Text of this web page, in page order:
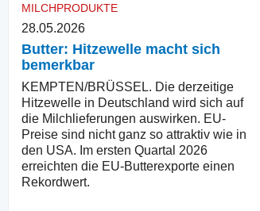
MILCHPRODUKTE
28.05.2026
Butter: Hitzewelle macht sich
bemerkbar
KEMPTEN/BRÜSSEL. Die derzeitige
Hitzewelle in Deutschland wird sich auf
die Milchlieferungen auswirken. EU-
Preise sind nicht ganz so attraktiv wie in
den USA. Im ersten Quartal 2026
erreichten die EU-Butterexporte einen
Rekordwert.